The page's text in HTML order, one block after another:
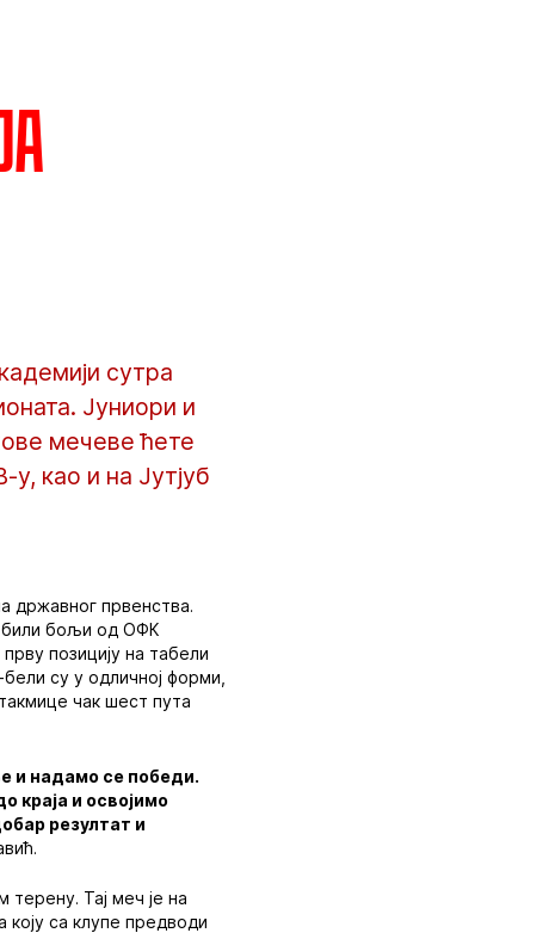
сутра
Јуниори и
мечеве ћете
као и на Јутјуб
државног првенства.
били бољи од ОФК
позицију на табели
су у одличној форми,
чак шест пута
и надамо се победи.
краја и освојимо
резултат и
Тај меч је на
коју са клупе предводи